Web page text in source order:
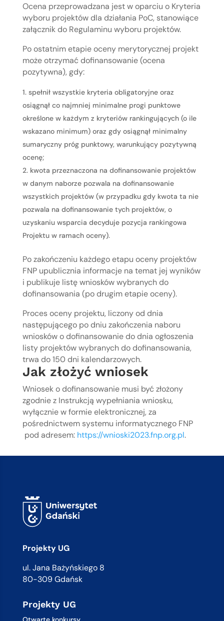
Ocena przeprowadzana jest w oparciu o Kryteria
wyboru projektów dla działania PoC, stanowiące
załącznik do Regulaminu wyboru projektów.
Po ostatnim etapie oceny merytorycznej projekt
może otrzymać dofinansowanie (ocena
pozytywna), gdy:
spełnił wszystkie kryteria obligatoryjne oraz
osiągnął co najmniej minimalne progi punktowe
określone w każdym z kryteriów rankingujących (o ile
wskazano minimum) oraz gdy osiągnął minimalny
sumaryczny próg punktowy, warunkujący pozytywną
ocenę;
kwota przeznaczona na dofinansowanie projektów
w danym naborze pozwala na dofinansowanie
wszystkich projektów (w przypadku gdy kwota ta nie
pozwala na dofinansowanie tych projektów, o
uzyskaniu wsparcia decyduje pozycja rankingowa
Projektu w ramach oceny).
Po zakończeniu każdego etapu oceny projektów
FNP upublicznia informacje na temat jej wyników
i publikuje listę wniosków wybranych do
dofinansowania (po drugim etapie oceny).
Proces oceny projektu, liczony od dnia
następującego po dniu zakończenia naboru
wniosków o dofinansowanie do dnia ogłoszenia
listy projektów wybranych do dofinansowania,
trwa do 150 dni kalendarzowych.
Jak złożyć wniosek
Wniosek o dofinansowanie musi być złożony
zgodnie z Instrukcją wypełniania wniosku,
wyłącznie w formie elektronicznej, za
pośrednictwem systemu informatycznego FNP
pod adresem: https://wnioski2023.fnp.org.pl.
Projekty UG
ul. Jana Bażyńskiego 8
80-309 Gdańsk
Projekty UG